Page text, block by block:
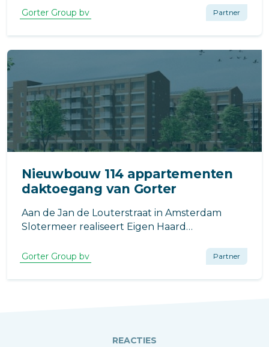
schaartrap. De toepassing zorgt voor een
minimale impact op de beschikbare ruimte in
de woning.
Gorter Group bv Partner
Nieuwbouw 114 appartementen
daktoegang van Gorter
Aan de Jan de Louterstraat in Amsterdam
Slotermeer realiseert Eigen Haard
appartementen. Het project is ontworpen
door Berger Barnett Architecten en wordt
gebouwd door KBK Bouwgroep.
Gorter Group bv Partner
REACTIES